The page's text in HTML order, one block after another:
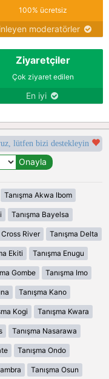
100% ücretsiz
moderatörler
Ziyaretçiler
Çok ziyaret edilen
En iyi
lütfen bizi destekleyin
Tanışma Akwa Ibom
Tanışma Bayelsa
Cross River Tanışma Delta
Ekiti Tanışma Enugu
Gombe Tanışma Imo
Tanışma Kano
Kogi Tanışma Kwara
Tanışma Nasarawa
Tanışma Ondo
Tanışma Osun